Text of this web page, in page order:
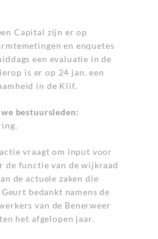
Capital zijn er op
en enquetes
een evaluatie in de
is er op 24 jan. een
in de Klif.
bestuursleden:
vraagt om input voor
de functie van de wijkraad
de actuele zaken die
Geurt bedankt namens de
van de Benerweer
het afgelopen jaar.